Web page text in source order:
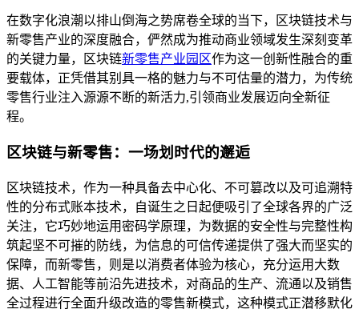
在数字化浪潮以排山倒海之势席卷全球的当下，区块链技术与
新零售产业的深度融合，俨然成为推动商业领域发生深刻变革
的关键力量，区块链新零售产业园区作为这一创新性融合的重
要载体，正凭借其别具一格的魅力与不可估量的潜力，为传统
零售行业注入源源不断的新活力,引领商业发展迈向全新征
程。
区块链与新零售：一场划时代的邂逅
区块链技术，作为一种具备去中心化、不可篡改以及可追溯特
性的分布式账本技术，自诞生之日起便吸引了全球各界的广泛
关注，它巧妙地运用密码学原理，为数据的安全性与完整性构
筑起坚不可摧的防线，为信息的可信传递提供了强大而坚实的
保障，而新零售，则是以消费者体验为核心，充分运用大数
据、人工智能等前沿先进技术，对商品的生产、流通以及销售
全过程进行全面升级改造的零售新模式，这种模式正潜移默化